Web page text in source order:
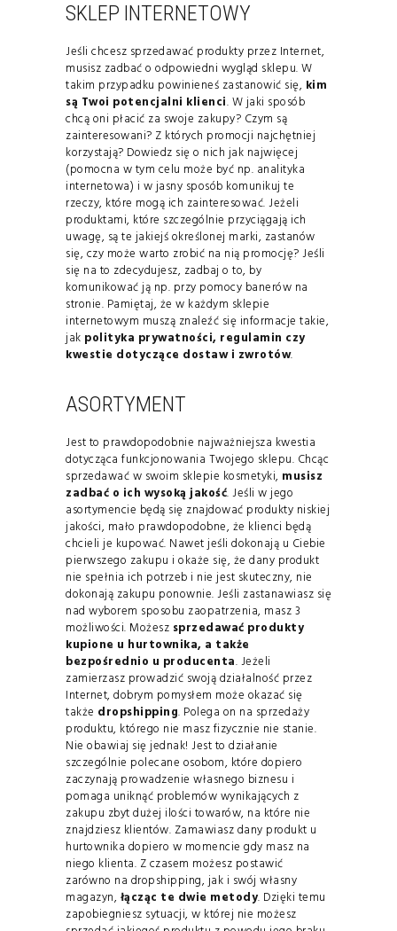
SKLEP INTERNETOWY
Jeśli chcesz sprzedawać produkty przez Internet,
musisz zadbać o odpowiedni wygląd sklepu. W
takim przypadku powinieneś zastanowić się, kim
są Twoi potencjalni klienci. W jaki sposób
chcą oni płacić za swoje zakupy? Czym są
zainteresowani? Z których promocji najchętniej
korzystają? Dowiedz się o nich jak najwięcej
(pomocna w tym celu może być np. analityka
internetowa) i w jasny sposób komunikuj te
rzeczy, które mogą ich zainteresować. Jeżeli
produktami, które szczególnie przyciągają ich
uwagę, są te jakiejś określonej marki, zastanów
się, czy może warto zrobić na nią promocję? Jeśli
się na to zdecydujesz, zadbaj o to, by
komunikować ją np. przy pomocy banerów na
stronie. Pamiętaj, że w każdym sklepie
internetowym muszą znaleźć się informacje takie,
jak polityka prywatności, regulamin czy
kwestie dotyczące dostaw i zwrotów.
ASORTYMENT
Jest to prawdopodobnie najważniejsza kwestia
dotycząca funkcjonowania Twojego sklepu. Chcąc
sprzedawać w swoim sklepie kosmetyki, musisz
zadbać o ich wysoką jakość. Jeśli w jego
asortymencie będą się znajdować produkty niskiej
jakości, mało prawdopodobne, że klienci będą
chcieli je kupować. Nawet jeśli dokonają u Ciebie
pierwszego zakupu i okaże się, że dany produkt
nie spełnia ich potrzeb i nie jest skuteczny, nie
dokonają zakupu ponownie. Jeśli zastanawiasz się
nad wyborem sposobu zaopatrzenia, masz 3
możliwości. Możesz sprzedawać produkty
kupione u hurtownika, a także
bezpośrednio u producenta. Jeżeli
zamierzasz prowadzić swoją działalność przez
Internet, dobrym pomysłem może okazać się
także dropshipping. Polega on na sprzedaży
produktu, którego nie masz fizycznie nie stanie.
Nie obawiaj się jednak! Jest to działanie
szczególnie polecane osobom, które dopiero
zaczynają prowadzenie własnego biznesu i
pomaga uniknąć problemów wynikających z
zakupu zbyt dużej ilości towarów, na które nie
znajdziesz klientów. Zamawiasz dany produkt u
hurtownika dopiero w momencie gdy masz na
niego klienta. Z czasem możesz postawić
zarówno na dropshipping, jak i swój własny
magazyn, łącząc te dwie metody. Dzięki temu
zapobiegniesz sytuacji, w której nie możesz